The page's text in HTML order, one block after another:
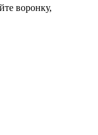
воронку,